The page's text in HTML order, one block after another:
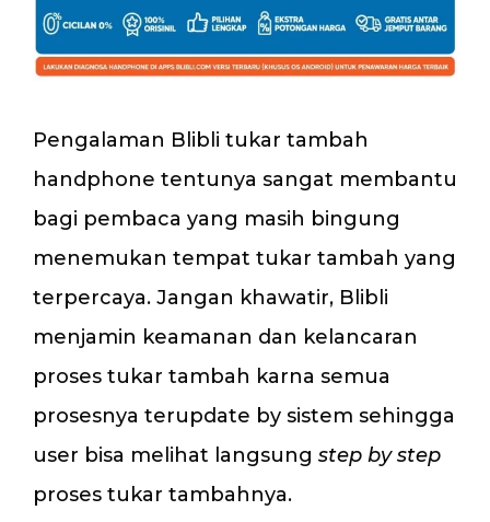
Pengalaman Blibli tukar tambah
handphone tentunya sangat membantu
bagi pembaca yang masih bingung
menemukan tempat tukar tambah yang
terpercaya. Jangan khawatir, Blibli
menjamin keamanan dan kelancaran
proses tukar tambah karna semua
prosesnya terupdate by sistem sehingga
user bisa melihat langsung step by step
proses tukar tambahnya.